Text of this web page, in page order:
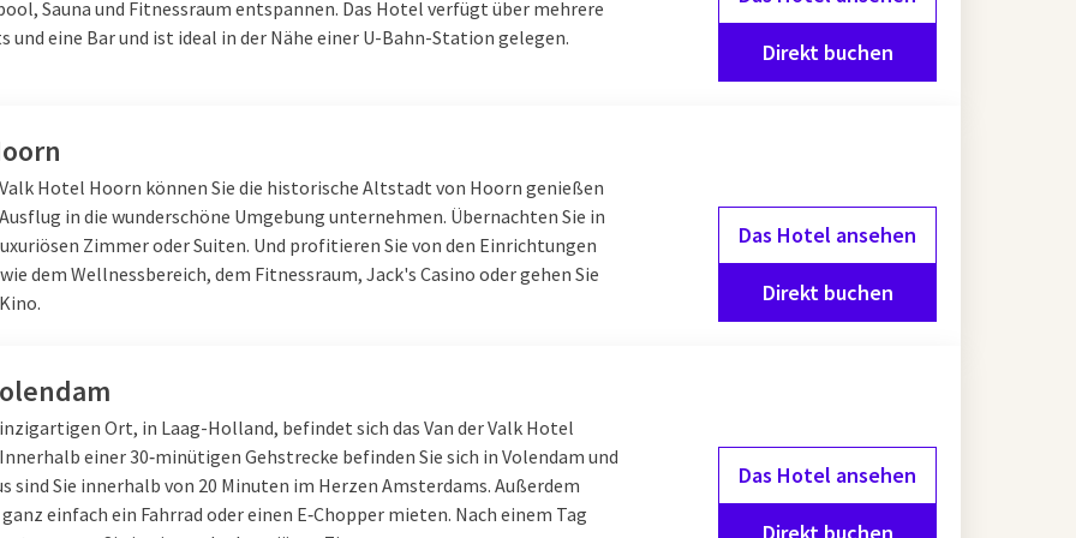
Rijksmuseum, das Van-
Sie eine Grachtenrundfahrt
Amsterdam-Noord. Ob
für jeden etwas.
für einen komfortablen
den Fitnessraum. Der ideale
Sauna und Fitnessraum entspannen. Das Hotel verfügt über mehrere
und eine Bar und ist ideal in der Nähe einer U-Bahn-Station gelegen.
Direkt buchen
Hotel Hoorn können Sie die historische Altstadt von Hoorn genießen
in die wunderschöne Umgebung unternehmen. Übernachten Sie in
Zimmer oder Suiten. Und profitieren Sie von den Einrichtungen
dem Wellnessbereich, dem Fitnessraum, Jack's Casino oder gehen Sie
Das Hotel ansehen
Direkt buchen
Ort, in Laag-Holland, befindet sich das Van der Valk Hotel
einer 30‑minütigen Gehstrecke befinden Sie sich in Volendam und
sind Sie innerhalb von 20 Minuten im Herzen Amsterdams. Außerdem
einfach ein Fahrrad oder einen E‑Chopper mieten. Nach einem Tag
Das Hotel ansehen
Direkt buchen